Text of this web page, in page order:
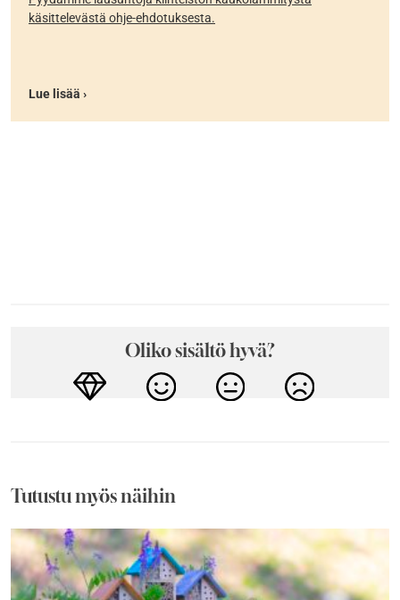
käsittelevästä ohje-ehdotuksesta.
Lue lisää ›
Oliko sisältö hyvä?
Tutustu myös näihin